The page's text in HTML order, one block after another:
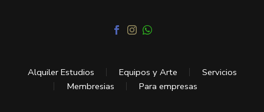
Alquiler Estudios Equipos y Arte
Servicios
Membresias
Para empresas